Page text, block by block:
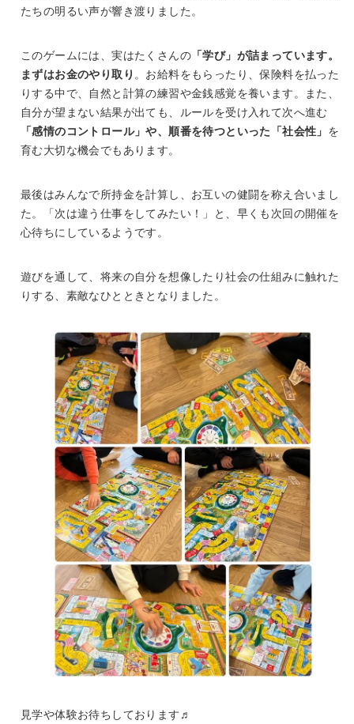
たちの明るい声が響き渡りました。
このゲームには、実はたくさんの「学び」が詰まっています。
まずはお金のやり取り 。お給料をもらったり、保険料を払った
りする中で、自然と計算の練習や金銭感覚を養います。また、
自分が望まない結果が出ても、ルールを受け入れて次へ進む
「感情のコントロール」や、順番を待つといった「社会性」 を
育む大切な機会でもあります。
最後はみんなで所持金を計算し、お互いの健闘を称え合いまし
た。「次は違う仕事をしてみたい！」と、早くも次回の開催を
心待ちにしているようです。
遊びを通して、将来の自分を想像したり社会の仕組みに触れた
りする、素敵なひとときとなりました。
見学や体験お待ちしております♬